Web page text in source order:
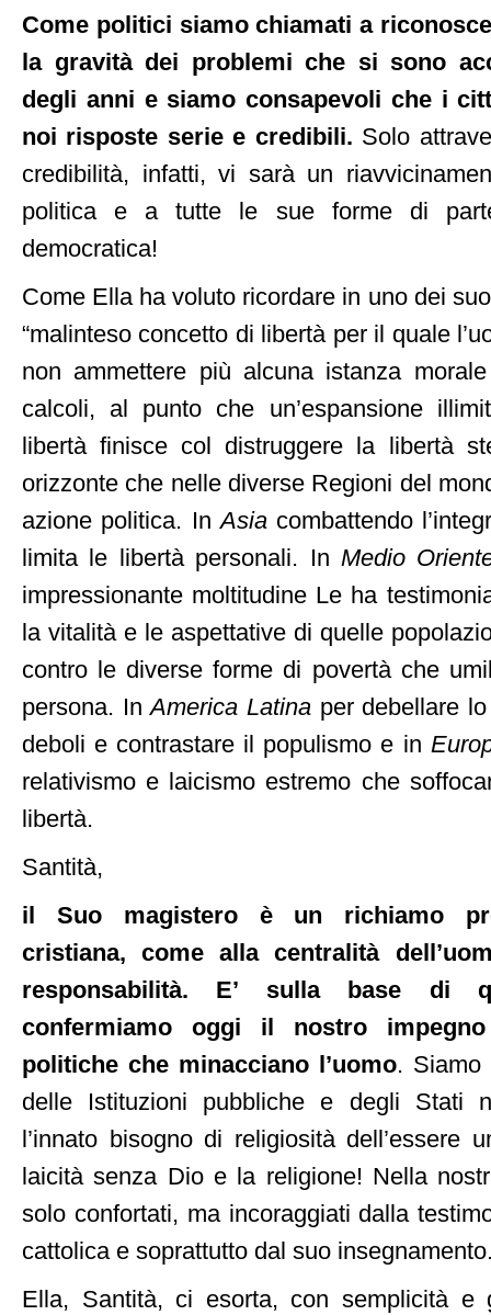
Come politici siamo chiamati a
la gravità dei problemi che si sono
degli anni e siamo consapevoli che i
noi risposte serie e credibili. Solo
credibilità, infatti, vi sarà un
politica e a tutte le sue forme di
democratica!
Come Ella ha voluto ricordare in uno dei
“malinteso concetto di libertà per il quale
non ammettere più alcuna istanza
calcoli, al punto che un’espansione
libertà finisce col distruggere la libertà
orizzonte che nelle diverse Regioni del
azione politica. InAsiacombattendo
limita le libertà personali. In Medio
impressionante moltitudine Le ha
la vitalità e le aspettative di quelle
contro le diverse forme di povertà che
persona. InAmerica Latina per debellare
deboli e contrastare il populismo e in
relativismo e laicismo estremo che
libertà.
Santità,
il Suo magistero è un richiamo
cristiana, come alla centralità
responsabilità. E’ sulla base di
confermiamo oggi il nostro
politiche che minacciano l’uomo. Siamo
delle Istituzioni pubbliche e degli Stati
l’innato bisogno di religiosità dell’essere
laicità senza Dio e la religione! Nella
solo confortati, ma incoraggiati dalla
cattolica e soprattutto dal suo
Ella, Santità, ci esorta, con semplicità e